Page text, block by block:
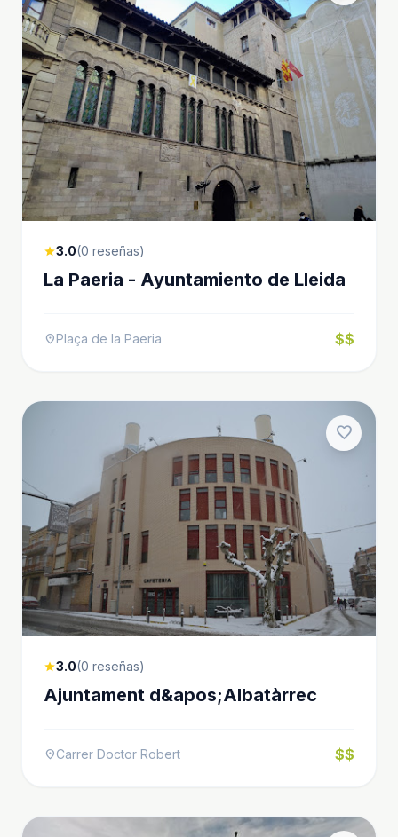
star3.0(0 reseñas)
La Paeria - Ayuntamiento de Lleida
location_onPlaça de la Paeria $$
favorite
star3.0(0 reseñas)
Ajuntament d&apos;Albatàrrec
location_onCarrer Doctor Robert $$